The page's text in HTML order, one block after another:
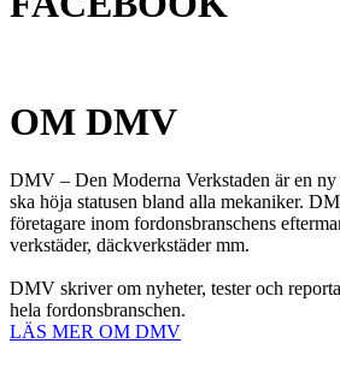
OM DMV
DMV – Den Moderna Verkstaden är en
ska höja statusen bland alla mekaniker.
företagare inom fordonsbranschens
verkstäder, däckverkstäder mm.
DMV skriver om nyheter, tester och
hela fordonsbranschen.
LÄS MER OM DMV